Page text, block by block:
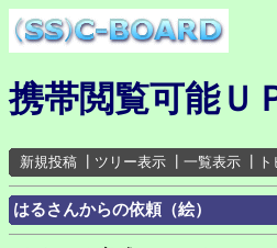
携帯閲覧可能Ｕ
新規投稿 ツリー表示 一覧表示
はるさんからの依頼（絵）